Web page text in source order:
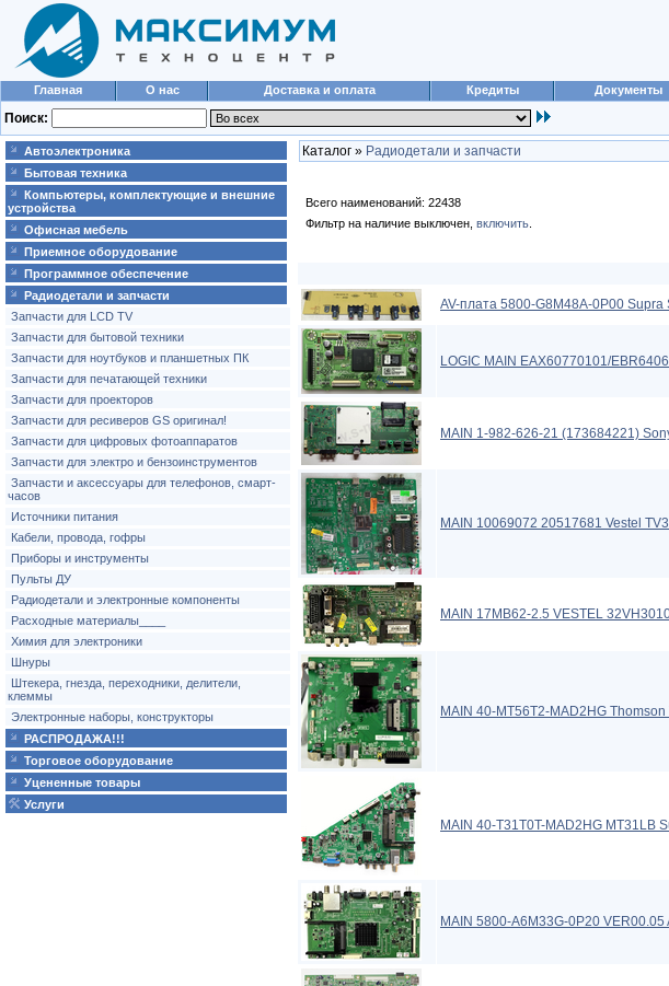
Главная О нас Доставка и оплата Кредиты Документы
Поиск:
Автоэлектроника
Бытовая техника
Компьютеры, комплектующие и внешние
устройства
Офисная мебель
Приемное оборудование
Программное обеспечение
Радиодетали и запчасти
Запчасти для LCD TV
Запчасти для бытовой техники
Запчасти для ноутбуков и планшетных ПК
Запчасти для печатающей техники
Запчасти для проекторов
Запчасти для ресиверов GS оригинал!
Запчасти для цифровых фотоаппаратов
Запчасти для электро и бензоинструментов
Запчасти и аксессуары для телефонов, смарт-
часов
Источники питания
Кабели, провода, гофры
Приборы и инструменты
Пульты ДУ
Радиодетали и электронные компоненты
Расходные материалы____
Химия для электроники
Шнуры
Штекера, гнезда, переходники, делители,
клеммы
Электронные наборы, конструкторы
РАСПРОДАЖА!!!
Торговое оборудование
Уцененные товары
Услуги
Каталог » Радиодетали и запчасти
Всего наименований: 22438
Фильтр на наличие выключен, включить
AV-плата 5800-G8M48A-0P00 Supra
LOGIC MAIN EAX60770101/
MAIN 1-982-626-21 (173684221)
MAIN 10069072 20517681 Vestel
MAIN 17MB62-2.5 VESTEL
MAIN 40-MT56T2-MAD2HG
MAIN 40-T31T0T-MAD2HG MT31LB
MAIN 5800-A6M33G-0P20